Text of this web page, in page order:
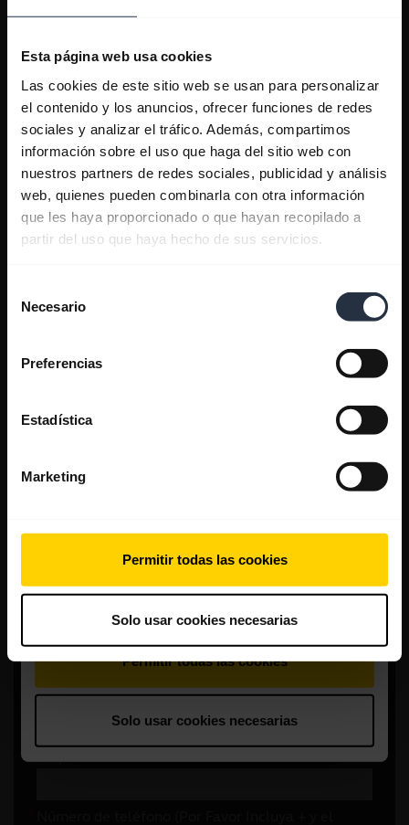
Esta página web usa cookies
Las cookies de este sitio web se usan para personalizar
el contenido y los anuncios, ofrecer funciones de redes
sociales y analizar el tráfico. Además, compartimos
información sobre el uso que haga del sitio web con
nuestros partners de redes sociales, publicidad y análisis
web, quienes pueden combinarla con otra información
que les haya proporcionado o que hayan recopilado a
partir del uso que haya hecho de sus servicios.
Necesario
Preferencias
Estadística
Marketing
Permitir todas las cookies
Solo usar cookies necesarias